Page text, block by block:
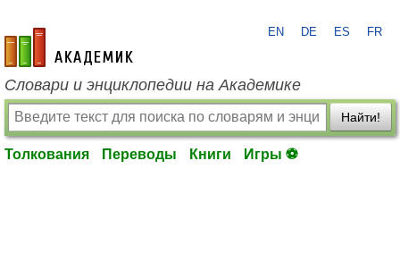
academic.ru
EN DE ES FR
Словари и энциклопедии на Академике
Найти!
Толкования Переводы Книги Игры ⚽